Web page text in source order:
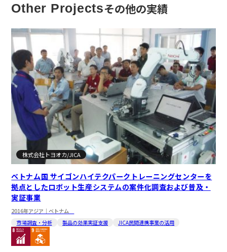
Other Projectsその他の実績
株式会社トヨオカ/JICA
ベトナム国 サイゴンハイテクパークトレーニングセンターを
拠点としたロボット生産システムの案件化調査および普及・
実証事業
2016年アジア｜ベトナム
市場調査・分析
製品の効果実証支援 JICA民間連携事業の活用